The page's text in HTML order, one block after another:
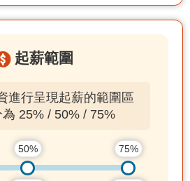
起薪範圍
進行呈現起薪的範圍區
為 25% / 50% / 75%
50% 75%